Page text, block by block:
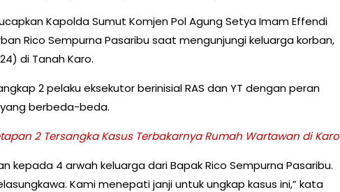
Kapolda Sumut Komjen Pol Agung Setya Imam Effendi
Rico Sempurna Pasaribu saat mengunjungi keluarga korban,
di Tanah Karo.
2 pelaku eksekutor berinisial RAS dan YT dengan peran
berbeda-beda.
2 Tersangka Kasus Terbakarnya Rumah Wartawan di Karo
kepada 4 arwah keluarga dari Bapak Rico Sempurna Pasaribu.
Kami menepati janji untuk ungkap kasus ini,” kata